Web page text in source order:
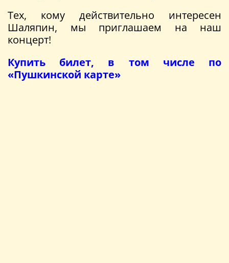
Тех, кому действительно интересен
Шаляпин, мы приглашаем на наш
концерт!
Купить билет, в том числе по
«Пушкинской карте»